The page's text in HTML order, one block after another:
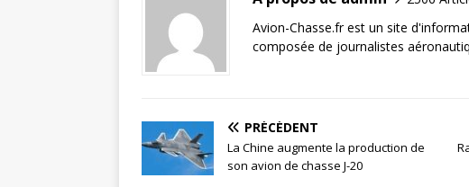
Avion-Chasse.fr est un site
composée de journalistes
PRÉCÉDENT
La Chine augmente la production de
son avion de chasse J-20